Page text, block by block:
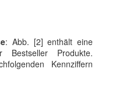
: Abb. [2] enthält eine
Bestseller Produkte.
Kennziffern